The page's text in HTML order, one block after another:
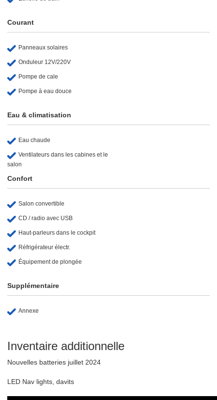
Courant
Panneaux solaires
Onduleur 12V/220V
Pompe de cale
Pompe à eau douce
Eau & climatisation
Eau chaude
Ventilateurs dans les cabines et le
salon
Confort
Salon convertible
CD / radio avec USB
Haut-parleurs dans le cockpit
Réfrigérateur électr.
Équipement de plongée
Supplémentaire
Annexe
Inventaire additionnelle
Nouvelles batteries juillet 2024
LED Nav lights, davits